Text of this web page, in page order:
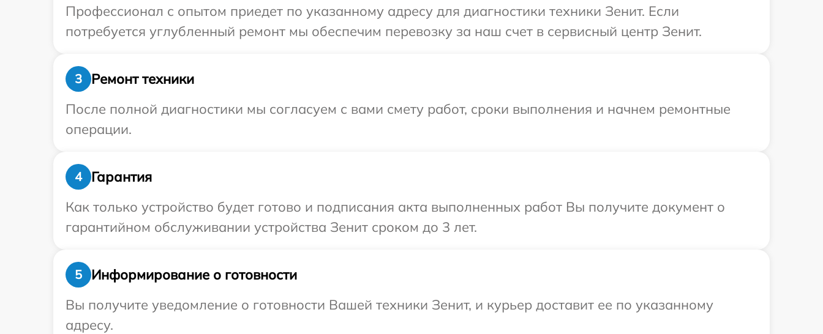
Профессионал с опытом приедет по указанному адресу для диагностики техники Зенит. Если
потребуется углубленный ремонт мы обеспечим перевозку за наш счет в сервисный центр Зенит.
3
Ремонт техники
После полной диагностики мы согласуем с вами смету работ, сроки выполнения и начнем ремонтные
операции.
4
Гарантия
Как только устройство будет готово и подписания акта выполненных работ Вы получите документ о
гарантийном обслуживании устройства Зенит сроком до 3 лет.
5
Информирование о готовности
Вы получите уведомление о готовности Вашей техники Зенит, и курьер доставит ее по указанному
адресу.